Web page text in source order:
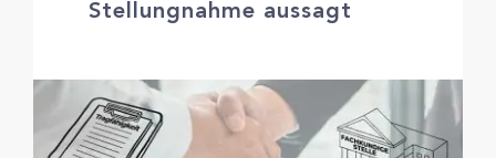
Stellung­nahme aussagt